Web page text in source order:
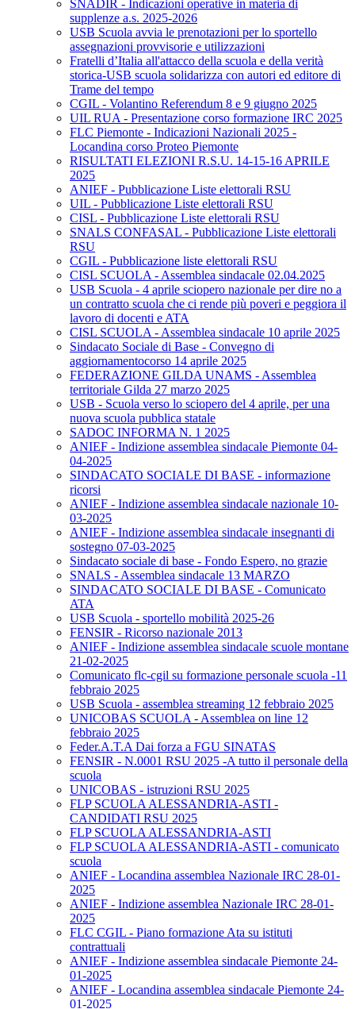
SNADIR - Indicazioni operative in materia di
supplenze a.s. 2025-2026
USB Scuola avvia le prenotazioni per lo sportello
assegnazioni provvisorie e utilizzazioni
Fratelli d’Italia all'attacco della scuola e della verità
storica-USB scuola solidarizza con autori ed editore di
Trame del tempo
CGIL - Volantino Referendum 8 e 9 giugno 2025
UIL RUA - Presentazione corso formazione IRC 2025
FLC Piemonte - Indicazioni Nazionali 2025 -
Locandina corso Proteo Piemonte
RISULTATI ELEZIONI R.S.U. 14-15-16 APRILE
2025
ANIEF - Pubblicazione Liste elettorali RSU
UIL - Pubblicazione Liste elettorali RSU
CISL - Pubblicazione Liste elettorali RSU
SNALS CONFASAL - Pubblicazione Liste elettorali
RSU
CGIL - Pubblicazione liste elettorali RSU
CISL SCUOLA - Assemblea sindacale 02.04.2025
USB Scuola - 4 aprile sciopero nazionale per dire no a
un contratto scuola che ci rende più poveri e peggiora il
lavoro di docenti e ATA
CISL SCUOLA - Assemblea sindacale 10 aprile 2025
Sindacato Sociale di Base - Convegno di
aggiornamentocorso 14 aprile 2025
FEDERAZIONE GILDA UNAMS - Assemblea
territoriale Gilda 27 marzo 2025
USB - Scuola verso lo sciopero del 4 aprile, per una
nuova scuola pubblica statale
SADOC INFORMA N. 1 2025
ANIEF - Indizione assemblea sindacale Piemonte 04-
04-2025
SINDACATO SOCIALE DI BASE - informazione
ricorsi
ANIEF - Indizione assemblea sindacale nazionale 10-
03-2025
ANIEF - Indizione assemblea sindacale insegnanti di
sostegno 07-03-2025
Sindacato sociale di base - Fondo Espero, no grazie
SNALS - Assemblea sindacale 13 MARZO
SINDACATO SOCIALE DI BASE - Comunicato
ATA
USB Scuola - sportello mobilità 2025-26
FENSIR - Ricorso nazionale 2013
ANIEF - Indizione assemblea sindacale scuole montane
21-02-2025
Comunicato flc-cgil su formazione personale scuola -11
febbraio 2025
USB Scuola - assemblea streaming 12 febbraio 2025
UNICOBAS SCUOLA - Assemblea on line 12
febbraio 2025
Feder.A.T.A Dai forza a FGU SINATAS
FENSIR - N.0001 RSU 2025 -A tutto il personale della
scuola
UNICOBAS - istruzioni RSU 2025
FLP SCUOLA ALESSANDRIA-ASTI -
CANDIDATI RSU 2025
FLP SCUOLA ALESSANDRIA-ASTI
FLP SCUOLA ALESSANDRIA-ASTI - comunicato
scuola
ANIEF - Locandina assemblea Nazionale IRC 28-01-
2025
ANIEF - Indizione assemblea Nazionale IRC 28-01-
2025
FLC CGIL - Piano formazione Ata su istituti
contrattuali
ANIEF - Indizione assemblea sindacale Piemonte 24-
01-2025
ANIEF - Locandina assemblea sindacale Piemonte 24-
01-2025